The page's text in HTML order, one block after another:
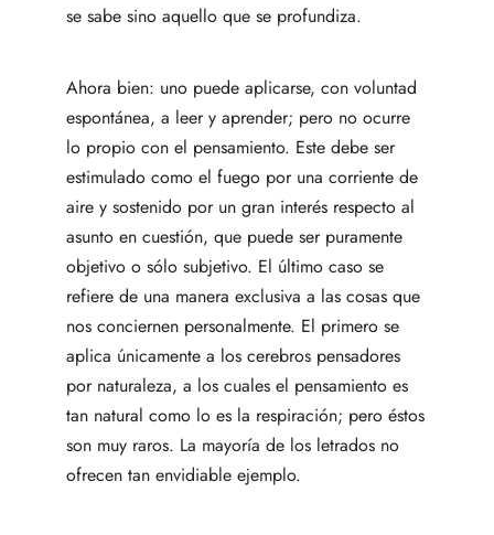
se sabe sino aquello que se profundiza.
Ahora bien: uno puede aplicarse, con voluntad
espontánea, a leer y aprender; pero no ocurre
lo propio con el pensamiento. Este debe ser
estimulado como el fuego por una corriente de
aire y sostenido por un gran interés respecto al
asunto en cuestión, que puede ser puramente
objetivo o sólo subjetivo. El último caso se
refiere de una manera exclusiva a las cosas que
nos conciernen personalmente. El primero se
aplica únicamente a los cerebros pensadores
por naturaleza, a los cuales el pensamiento es
tan natural como lo es la respiración; pero éstos
son muy raros. La mayoría de los letrados no
ofrecen tan envidiable ejemplo.